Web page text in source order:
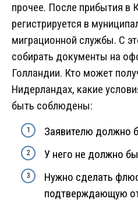
прочее. После прибытия в
регистрируется в
миграционной службы. С
собирать документы на
Голландии. Кто может
Нидерландах, какие
быть соблюдены:
Заявителю должно
У него не должно
Нужно сделать
подтверждающую